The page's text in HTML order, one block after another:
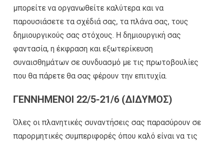
μπορείτε να οργανωθείτε καλύτερα και να
παρουσιάσετε τα σχέδιά σας, τα πλάνα σας, τους
δημιουργικούς σας στόχους. Η δημιουργική σας
φαντασία, η έκφραση και εξωτερίκευση
συναισθημάτων σε συνδυασμό με τις πρωτοβουλίες
που θα πάρετε θα σας φέρουν την επιτυχία.
ΓΕΝΝΗΜΕΝΟΙ 22/5-21/6 (ΔΙΔΥΜΟΣ)
Όλες οι πλανητικές συναντήσεις σας παρασύρουν σε
παρορμητικές συμπεριφορές όπου καλό είναι να τις